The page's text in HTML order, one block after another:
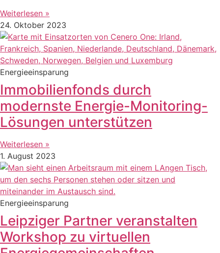
Weiterlesen »
24. Oktober 2023
Energieeinsparung
Immobilienfonds durch
modernste Energie-Monitoring-
Lösungen unterstützen
Weiterlesen »
1. August 2023
Energieeinsparung
Leipziger Partner veranstalten
Workshop zu virtuellen